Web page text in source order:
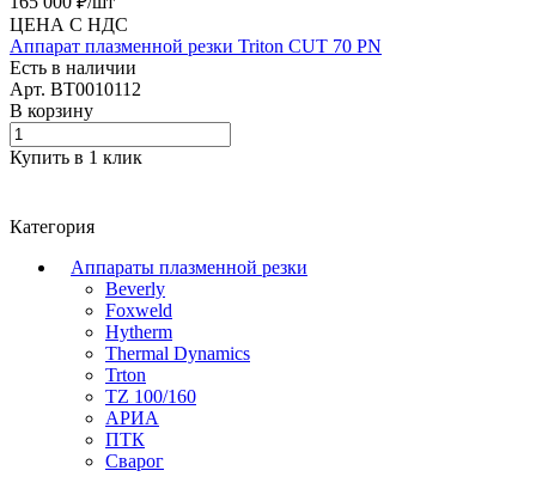
ЦЕНА С НДС
Аппарат плазменной резки Triton CUT 70 PN
Есть в наличии
Арт. BT0010112
В корзину
Купить в 1 клик
Категория
Аппараты плазменной резки
Beverly
Foxweld
Hytherm
Thermal Dynamics
Trton
TZ 100/160
АРИА
ПТК
Сварог